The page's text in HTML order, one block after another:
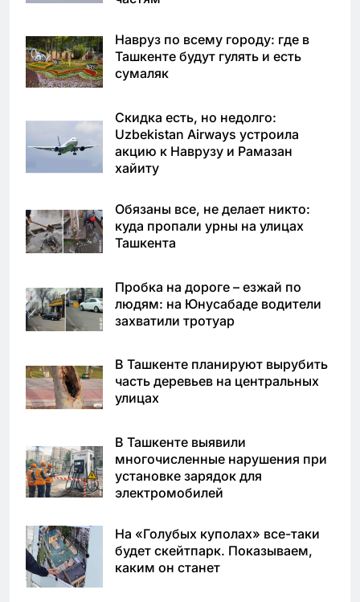
Навруз по всему городу: где в
Ташкенте будут гулять и есть
сумаляк
Скидка есть, но недолго:
Uzbekistan Airways устроила
акцию к Наврузу и Рамазан
хайиту
Обязаны все, не делает никто:
куда пропали урны на улицах
Ташкента
Пробка на дороге – езжай по
людям: на Юнусабаде водители
захватили тротуар
В Ташкенте планируют вырубить
часть деревьев на центральных
улицах
В Ташкенте выявили
многочисленные нарушения при
установке зарядок для
электромобилей
На «Голубых куполах» все-таки
будет скейтпарк. Показываем,
каким он станет